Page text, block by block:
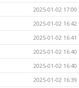
2025-01-02 17:00
2025-01-02 16:42
2025-01-02 16:41
2025-01-02 16:40
2025-01-02 16:40
2025-01-02 16:39